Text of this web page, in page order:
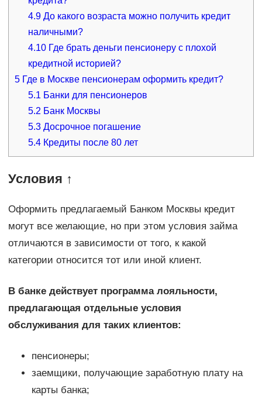
4.9 До какого возраста можно получить кредит
наличными?
4.10 Где брать деньги пенсионеру с плохой
кредитной историей?
5Где в Москве пенсионерам оформить кредит?
5.1 Банки для пенсионеров
5.2 Банк Москвы
5.3 Досрочное погашение
5.4 Кредиты после 80 лет
Условия ↑
Оформить предлагаемый Банком Москвы кредит
могут все желающие, но при этом условия займа
отличаются в зависимости от того, к какой
категории относится тот или иной клиент.
В банке действует программа лояльности,
предлагающая отдельные условия
обслуживания для таких клиентов:
пенсионеры;
заемщики, получающие заработную плату на
карты банка;